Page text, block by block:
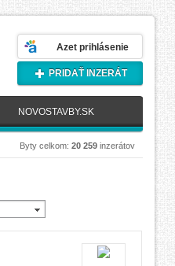
Azet prihlásenie
PRIDAŤ INZERÁT
NOVOSTAVBY.SK
Byty celkom: 20 259 inzerátov